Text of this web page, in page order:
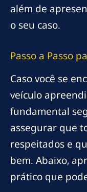
além de
o seu caso.
Passo a Passo
Caso você se
veículo
fundamental
assegurar que
respeitados e
bem. Abaixo,
prático que